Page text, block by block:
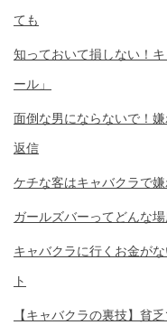
ても
知っておいて損しない！
ール」
面倒な男にならないで！
返信
ケチな客はキャバクラで
ガールズバーってどんな
キャバクラに行くお金が
ト
【キャバクラの裏技】貧